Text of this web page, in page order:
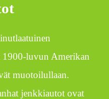
1900-luvun Amerikan
muotoilullaan.
jenkkiautot ovat